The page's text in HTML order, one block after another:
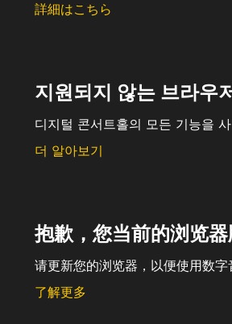
詳細はこちら
지원되지 않는 브라우
디지털 콘서트홀의 모든 기능을
더 알아보기
抱歉，您当前的浏览
请更新您的浏览器，以便使用数字
了解更多